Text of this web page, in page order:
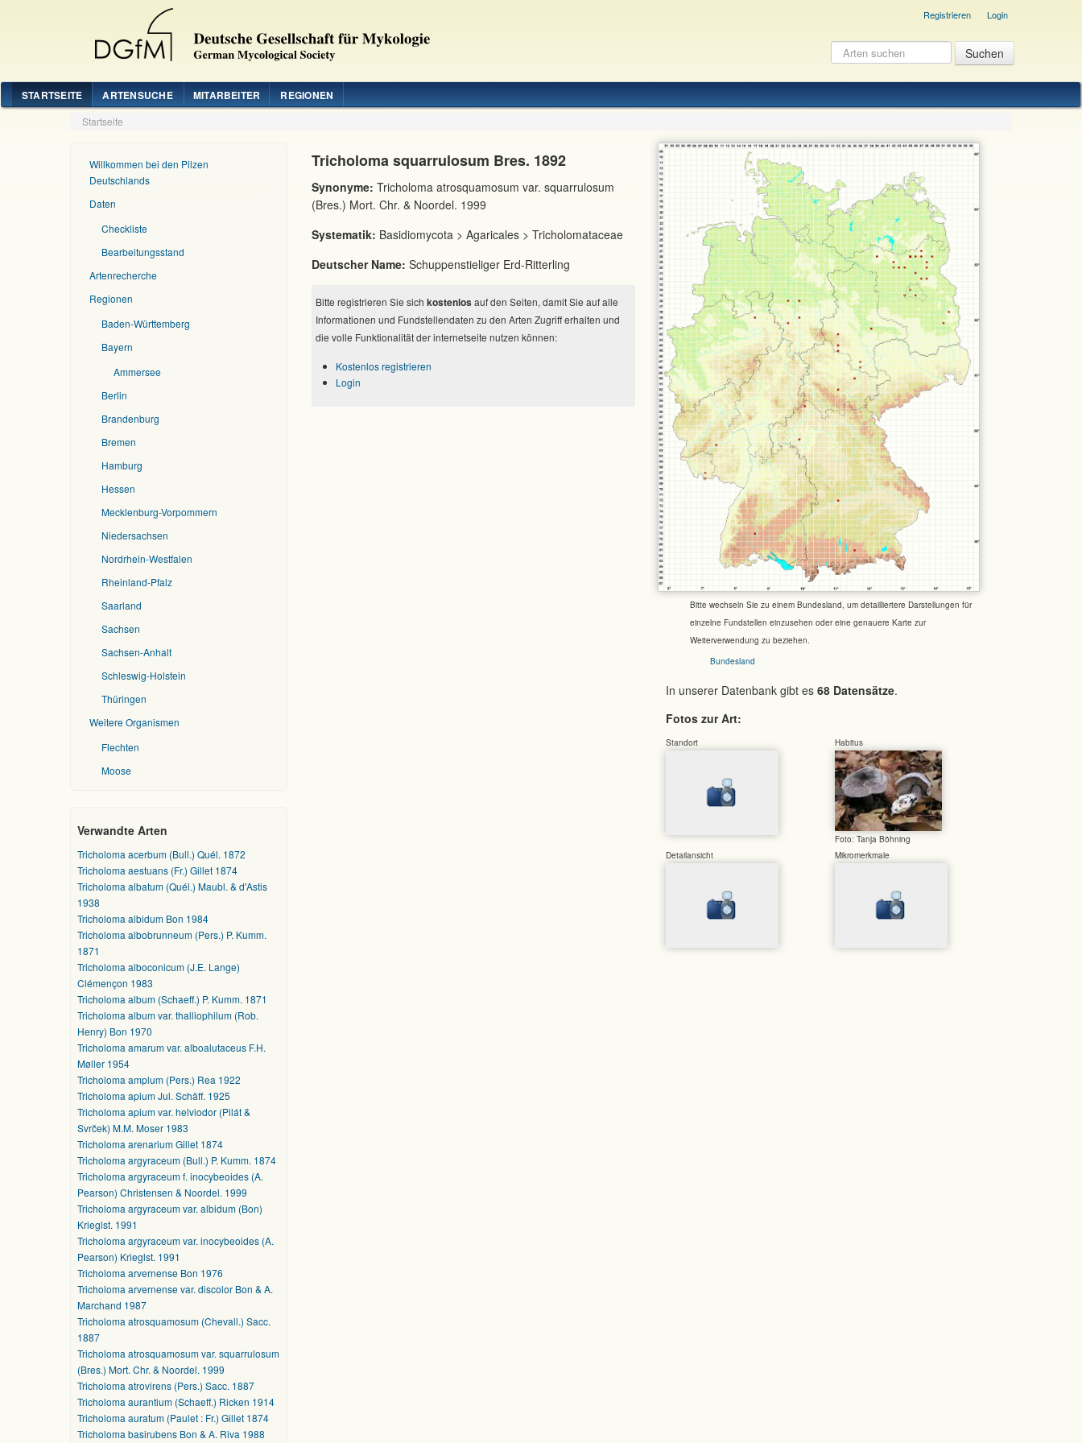
Registrieren Login
STARTSEITE ARTENSUCHE MITARBEITER REGIONEN
Startseite
Willkommen bei den Pilzen
Deutschlands
Daten
Checkliste
Bearbeitungsstand
Artenrecherche
Regionen
Baden-Württemberg
Bayern
Ammersee
Berlin
Brandenburg
Bremen
Hamburg
Hessen
Mecklenburg-Vorpommern
Niedersachsen
Nordrhein-Westfalen
Rheinland-Pfalz
Saarland
Sachsen
Sachsen-Anhalt
Schleswig-Holstein
Thüringen
Weitere Organismen
Flechten
Moose
Verwandte Arten
Tricholoma acerbum (Bull.) Quél. 1872
Tricholoma aestuans (Fr.) Gillet 1874
Tricholoma albatum (Quél.) Maubl. & d'Astis
1938
Tricholoma albidum Bon 1984
Tricholoma albobrunneum (Pers.) P. Kumm.
1871
Tricholoma alboconicum (J.E. Lange)
Clémençon 1983
Tricholoma album (Schaeff.) P. Kumm. 1871
Tricholoma album var. thalliophilum (Rob.
Henry) Bon 1970
Tricholoma amarum var. alboalutaceus F.H.
Møller 1954
Tricholoma amplum (Pers.) Rea 1922
Tricholoma apium Jul. Schäff. 1925
Tricholoma apium var. helviodor (Pilát &
Svrček) M.M. Moser 1983
Tricholoma arenarium Gillet 1874
Tricholoma argyraceum (Bull.) P. Kumm. 1874
Tricholoma argyraceum f. inocybeoides (A.
Pearson) Christensen & Noordel. 1999
Tricholoma argyraceum var. albidum (Bon)
Krieglst. 1991
Tricholoma argyraceum var. inocybeoides (A.
Pearson) Krieglst. 1991
Tricholoma arvernense Bon 1976
Tricholoma arvernense var. discolor Bon & A.
Marchand 1987
Tricholoma atrosquamosum (Chevall.) Sacc.
1887
Tricholoma atrosquamosum var. squarrulosum
(Bres.) Mort. Chr. & Noordel. 1999
Tricholoma atrovirens (Pers.) Sacc. 1887
Tricholoma aurantium (Schaeff.) Ricken 1914
Tricholoma auratum (Paulet : Fr.) Gillet 1874
Tricholoma basirubens Bon & A. Riva 1988
Bitte wechseln Sie zu einem Bundesland, um detailliertere Darstellungen für
einzelne Fundstellen einzusehen oder eine genauere Karte zur
Weiterverwendung zu beziehen.
Bundesland
In unserer Datenbank gibt es 68 Datensätze.
Fotos zur Art:
Standort Habitus
Foto: Tanja Böhning
Detailansicht
Mikromerkmale
Tricholoma squarrulosum Bres. 1892
Synonyme: Tricholoma atrosquamosum var. squarrulosum
(Bres.) Mort. Chr. & Noordel. 1999
Systematik: Basidiomycota > Agaricales > Tricholomataceae
Deutscher Name: Schuppenstieliger Erd-Ritterling
Bitte registrieren Sie sich kostenlos auf den Seiten, damit Sie auf alle
Informationen und Fundstellendaten zu den Arten Zugriff erhalten und
die volle Funktionalität der internetseite nutzen können:
Kostenlos registrieren
Login